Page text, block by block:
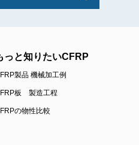
っと知りたいCFRP
製品 機械加工例
板 製造工程
の物性比較